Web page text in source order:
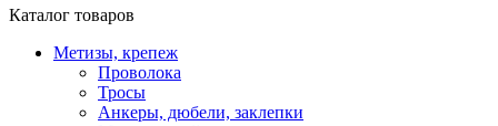
Каталог товаров
Метизы, крепеж
Проволока
Тросы
Анкеры, дюбели, заклепки